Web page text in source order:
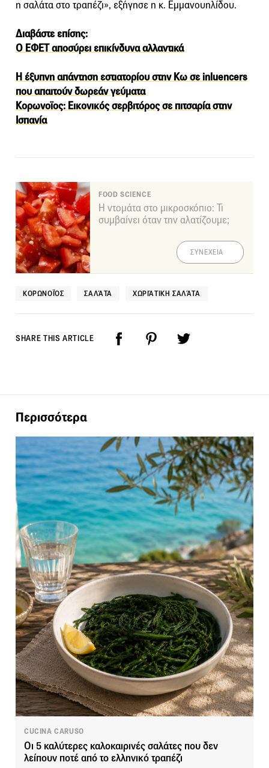
η σαλάτα στο τραπέζι», εξήγησε η κ. Εμμανουηλίδου.
Διαβάστε επίσης:
Ο ΕΦΕΤ αποσύρει επικίνδυνα αλλαντικά
Η έξυπνη απάντηση εστιατορίου στην Κω σε inluencers
που απαιτούν δωρεάν γεύματα
Κορωνοϊος: Εικονικός σερβιτόρος σε πιτσαρία στην
Ισπανία
FOOD SCIENCE
Η ντομάτα στο μικροσκόπιο: Τι
συμβαίνει όταν την αλατίζουμε;
ΣΥΝΕΧΕΙΑ
ΚΟΡΩΝΟΪΌΣ ΣΑΛΆΤΑ ΧΩΡΙΆΤΙΚΗ ΣΑΛΆΤΑ
SHARE THIS ARTICLE
Περισσότερα
CUCINA CARUSO
Οι 5 καλύτερες καλοκαιρινές σαλάτες που δεν
λείπουν ποτέ από το ελληνικό τραπέζι